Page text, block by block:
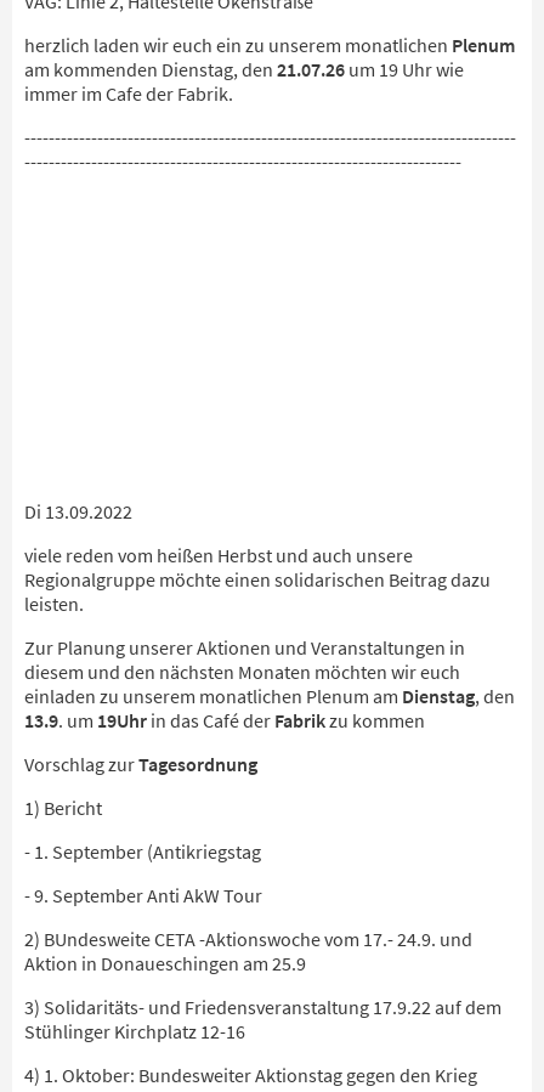
herzlich laden wir euch ein zu unserem monatlichen Plenum
am kommenden Dienstag, den 21.07.26 um 19 Uhr wie
immer im Cafe der Fabrik.
---------------------------------------------------------------------------------
------------------------------------------------------------------------
Di 13.09.2022
viele reden vom heißen Herbst und auch unsere
Regionalgruppe möchte einen solidarischen Beitrag dazu
leisten.
Zur Planung unserer Aktionen und Veranstaltungen in
diesem und den nächsten Monaten möchten wir euch
einladen zu unserem monatlichen Plenum am Dienstag, den
13.9. um 19Uhr in das Café der Fabrikzu kommen
Vorschlag zurTagesordnung
1) Bericht
- 1. September (Antikriegstag
- 9. September Anti AkW Tour
2) BUndesweite CETA -Aktionswoche vom 17.- 24.9. und
Aktion in Donaueschingen am 25.9
3) Solidaritäts- und Friedensveranstaltung 17.9.22 auf dem
Stühlinger Kirchplatz 12-16
4) 1. Oktober: Bundesweiter Aktionstag gegen den Krieg